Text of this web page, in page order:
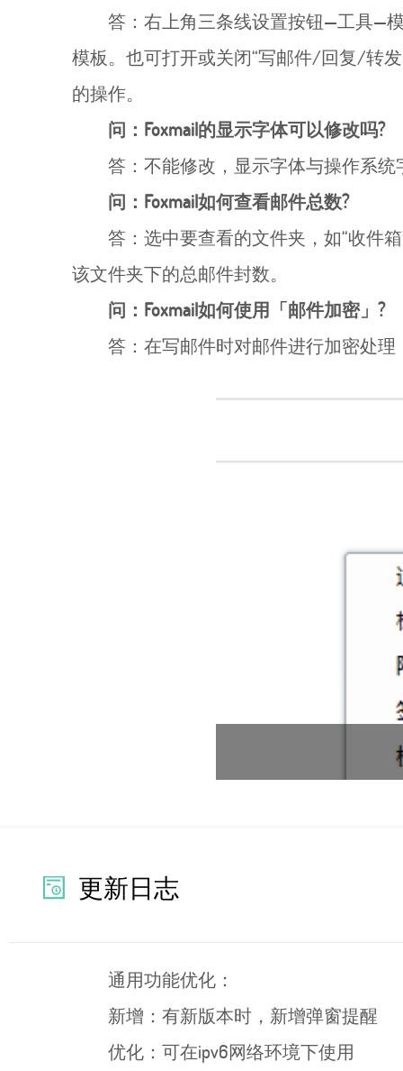
答：右上角三条线设置按钮—工具—
模板。也可打开或关闭“写邮件/回复/转
的操作。
问：Foxmail的显示字体可以修改吗?
答：不能修改，显示字体与操作系统
问：Foxmail如何查看邮件总数?
答：选中要查看的文件夹，如“收件
该文件夹下的总邮件封数。
问：Foxmail如何使用「邮件加密」?
答：在写邮件时对邮件进行加密处
更新日志
通用功能优化：
新增：有新版本时，新增弹窗提醒
优化：可在ipv6网络环境下使用